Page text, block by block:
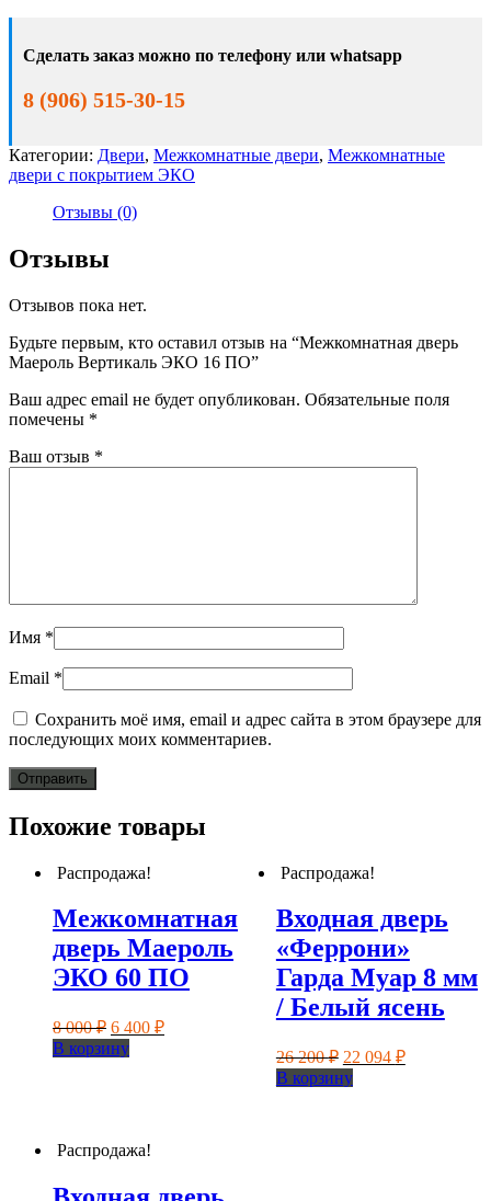
ПО
Сделать заказ можно по телефону или whatsapp
8 (906) 515-30-15
Категории: Двери, Межкомнатные двери, Межкомнатные
двери с покрытием ЭКО
Отзывы (0)
Отзывы
Отзывов пока нет.
Будьте первым, кто оставил отзыв на “Межкомнатная дверь
Маероль Вертикаль ЭКО 16 ПО”
Ваш адрес email не будет опубликован. Обязательные поля
помечены *
Ваш отзыв *
Имя *
Email *
Сохранить моё имя, email и адрес сайта в этом браузере для
последующих моих комментариев.
Похожие товары
Распродажа!
Межкомнатная
дверь Маероль
ЭКО 60 ПО
8 000₽ Первоначальная
цена
составляла
6 400 ₽Текущая
В корзину
Распродажа!
Входная дверь
«Феррони»
Гарда Муар 8 мм
/ Белый ясень
26 200₽ Первоначальная
цена
составляла
22 094 ₽Текущая
В корзину
Распродажа!